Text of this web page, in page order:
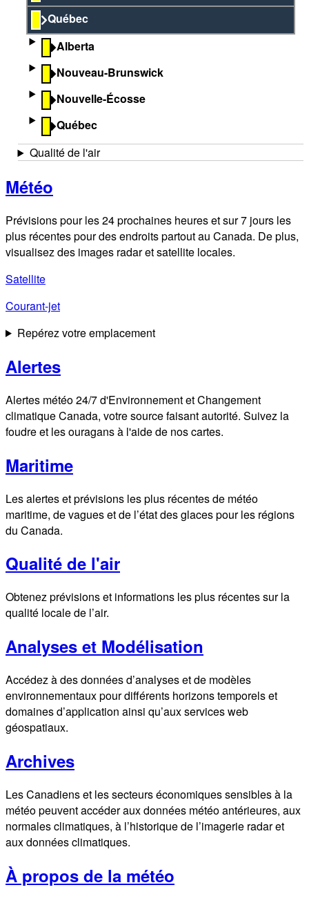
Québec
Alberta
Nouveau-Brunswick
Nouvelle-Écosse
Québec
Qualité de l'air
Météo
Prévisions pour les 24 prochaines heures et sur 7 jours les
plus récentes pour des endroits partout au Canada. De plus,
visualisez des images radar et satellite locales.
Satellite
Courant-jet
Repérez votre emplacement
Alertes
Alertes météo 24/7 d'Environnement et Changement
climatique Canada, votre source faisant autorité. Suivez la
foudre et les ouragans à l'aide de nos cartes.
Maritime
Les alertes et prévisions les plus récentes de météo
maritime, de vagues et de l’état des glaces pour les régions
du Canada.
Qualité de l'air
Obtenez prévisions et informations les plus récentes sur la
qualité locale de l’air.
Analyses et Modélisation
Accédez à des données d’analyses et de modèles
environnementaux pour différents horizons temporels et
domaines d’application ainsi qu’aux services web
géospatiaux.
Archives
Les Canadiens et les secteurs économiques sensibles à la
météo peuvent accéder aux données météo antérieures, aux
normales climatiques, à l’historique de l’imagerie radar et
aux données climatiques.
À propos de la météo